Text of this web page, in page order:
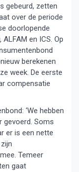
gebeurd, zetten
over de periode
doorlopende
en ICS. Op
berekenen
week. De eerste
compensatie
‘We hebben
gevoerd. Soms
er is een nette
Temeer
gaat